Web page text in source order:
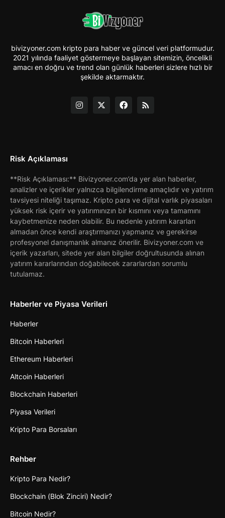
bivizyoner.com kripto para haber ve güncel veri platformudur.
2021 yılında faaliyet göstermeye başlayan sitemizin, öncelikli
amacı en doğru ve trend olan günlük haberleri sizlere hızlı bir
şekilde aktarmaktır.
Risk Açıklaması
**Risk Açıklaması:** Bivizyoner.com’da yer alan haberler,
analizler ve içerikler yalnızca bilgilendirme amaçlıdır ve yatırım
tavsiyesi niteliği taşımaz. Kripto para ve dijital varlık piyasaları
yüksek risk içerir ve yatırımınızın bir kısmını veya tamamını
kaybetmenize neden olabilir. Bu nedenle yatırım kararları
almadan önce kendi araştırmanızı yapmanız ve gerekirse
profesyonel danışmanlık almanız önerilir. Bivizyoner.com ve
içerik yazarları, sitede yer alan bilgiler doğrultusunda alınan
yatırım kararlarından doğabilecek zararlardan sorumlu
tutulamaz.
Haberler ve Piyasa Verileri
Haberler
Bitcoin Haberleri
Ethereum Haberleri
Altcoin Haberleri
Blockchain Haberleri
Piyasa Verileri
Kripto Para Borsaları
Rehber
Kripto Para Nedir?
Blockchain (Blok Zinciri) Nedir?
Bitcoin Nedir?